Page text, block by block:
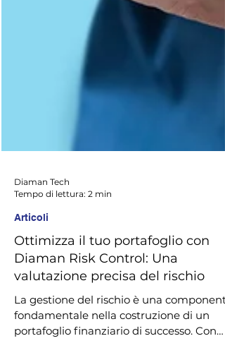
Tempo di lettura: 2 min
Articoli
Ottimizza il tuo portafoglio con
Diaman Risk Control: Una
valutazione precisa del rischio
La gestione del rischio è una